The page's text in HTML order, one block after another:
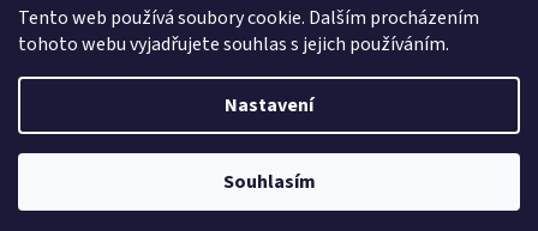
Tento web používá soubory cookie. Dalším procházením
tohoto webu vyjadřujete souhlas s jejich používáním.
Nastavení
Souhlasím
🏖️ DOVOLENÁ 6.8.2026 —
kamenná prodejna uzavřena.
Objednávky přijímáme i během
dovolené, expedice a osobní výdej
proběhnou až po jejím skončení.
Reklamační řád
Vytvořil Shoptet
AUTOdesignPLUS. Všechna práva vyhrazena.